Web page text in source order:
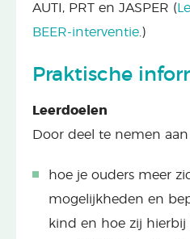
AUTI, PRT en JASPER (
BEER-interventie .)
Praktische
Leerdoelen
Door deel te nemen aan
hoe je ouders meer
mogelijkheden en
kind en hoe zij